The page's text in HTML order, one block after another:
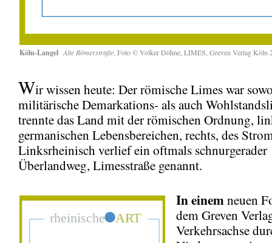
Köln-Langel Alte Römerstraße , Foto © Volker Döhne, LIMES, Greven Verlag Köln
Wir wissen heute: Der römische Limes war
militärische Demarkations- als auch
trennte das Land mit der römischen Ordnung,
germanischen Lebensbereichen, rechts, des
Linksrheinisch verlief ein oftmals schnurgerader
Überlandweg, Limesstraße genannt.
In einemneuen
dem Greven
Verkehrsachse